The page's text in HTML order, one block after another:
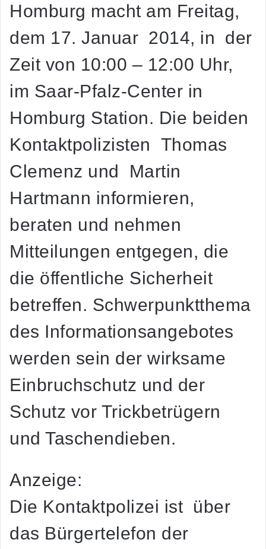
Homburg macht am Freitag,
dem 17. Januar 2014, in der
Zeit von 10:00 – 12:00 Uhr,
im Saar-Pfalz-Center in
Homburg Station. Die beiden
Kontaktpolizisten Thomas
Clemenz und Martin
Hartmann informieren,
beraten und nehmen
Mitteilungen entgegen, die
die öffentliche Sicherheit
betreffen. Schwerpunktthema
des Informationsangebotes
werden sein der wirksame
Einbruchschutz und der
Schutz vor Trickbetrügern
und Taschendieben.
Anzeige:
Die Kontaktpolizei ist über
das Bürgertelefon der